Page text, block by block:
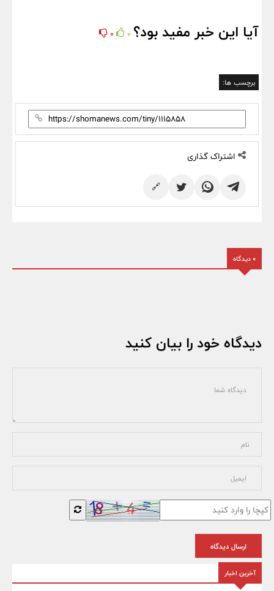
آیا این خبر مفید بود؟ 0
0
برچسب ها:
اشتراک گذاری
🔗
0 دیدگاه
دیدگاه خود را بیان کنید
ارسال دیدگاه
آخرین اخبار